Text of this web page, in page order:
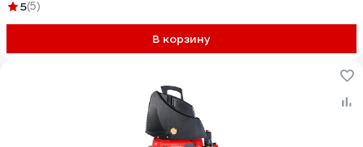
5(5)
В корзину